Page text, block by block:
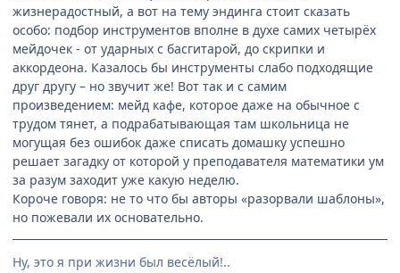
жизнерадостный, а вот на тему эндинга стоит сказать
особо: подбор инструментов вполне в духе самих четырёх
мейдочек - от ударных с басгитарой, до скрипки и
аккордеона. Казалось бы инструменты слабо подходящие
друг другу – но звучит же! Вот так и с самим
произведением: мейд кафе, которое даже на обычное с
трудом тянет, а подрабатывающая там школьница не
могущая без ошибок даже списать домашку успешно
решает загадку от которой у преподавателя математики ум
за разум заходит уже какую неделю.
Короче говоря: не то что бы авторы «разорвали шаблоны»,
но пожевали их основательно.
Ну, это я при жизни был весёлый!..